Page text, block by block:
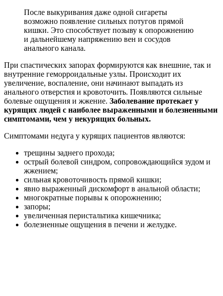
После выкуривания даже одной сигареты
возможно появление сильных потугов прямой
кишки. Это способствует позыву к опорожнению
и дальнейшему напряжению вен и сосудов
анального канала.
При спастических запорах формируются как внешние, так и
внутренние геморроидальные узлы. Происходит их
увеличение, воспаление, они начинают выпадать из
анального отверстия и кровоточить. Появляются сильные
болевые ощущения и жжение. Заболевание протекает у
курящих людей с наиболее выраженными и болезненными
симптомами, чем у некурящих больных.
Симптомами недуга у курящих пациентов являются:
трещины заднего прохода;
острый болевой синдром, сопровождающийся зудом и
жжением;
сильная кровоточивость прямой кишки;
явно выраженный дискомфорт в анальной области;
многократные порывы к опорожнению;
запоры;
увеличенная перистальтика кишечника;
болезненные ощущения в печени и желудке.